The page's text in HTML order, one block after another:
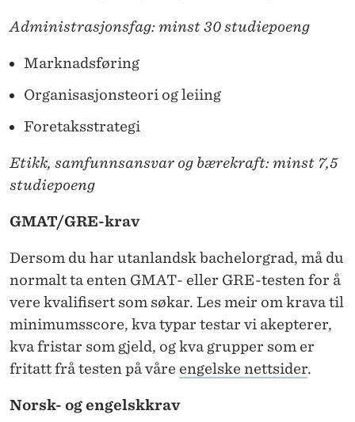
Administrasjonsfag: minst 30 studiepoeng
Marknadsføring
Organisasjonsteori og leiing
Foretaksstrategi
Etikk, samfunnsansvar og bærekraft: minst 7,5
studiepoeng
GMAT/GRE-krav
Dersom du har utanlandsk bachelorgrad, må du
normalt ta enten GMAT- eller GRE-testen for å
vere kvalifisert som søkar. Les meir om krava til
minimumsscore, kva typar testar vi akepterer,
kva fristar som gjeld, og kva grupper som er
fritatt frå testen på våre engelske nettsider.
Norsk- og engelskkrav